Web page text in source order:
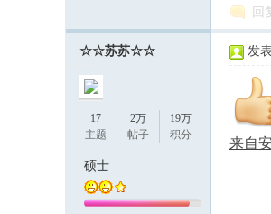
回
☆☆苏苏☆☆
17
主题
2万
帖子
19万
积分
硕士
发
来自